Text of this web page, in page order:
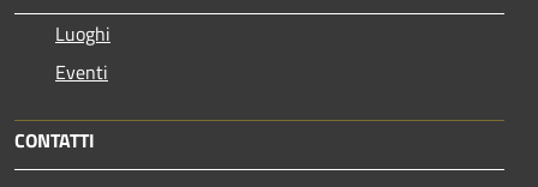
Luoghi
Eventi
CONTATTI